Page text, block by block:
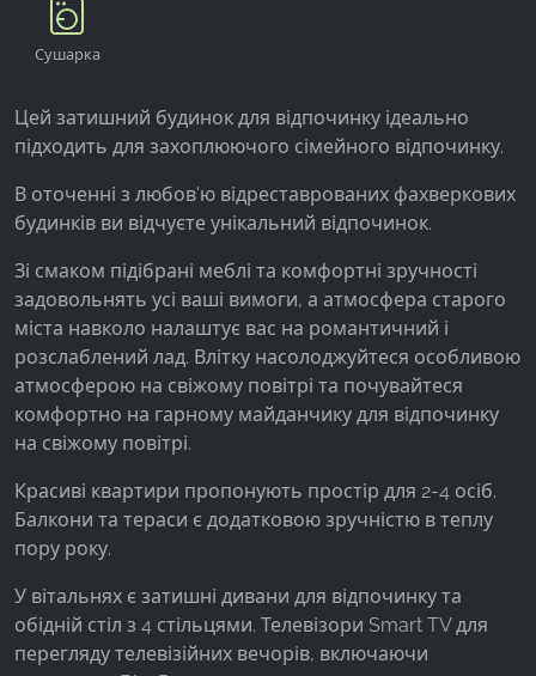
Сушарка
Цей затишний будинок для відпочинку ідеально
підходить для захоплюючого сімейного відпочинку.
В оточенні з любов'ю відреставрованих фахверкових
будинків ви відчуєте унікальний відпочинок.
Зі смаком підібрані меблі та комфортні зручності
задовольнять усі ваші вимоги, а атмосфера старого
міста навколо налаштує вас на романтичний і
розслаблений лад. Влітку насолоджуйтеся особливою
атмосферою на свіжому повітрі та почувайтеся
комфортно на гарному майданчику для відпочинку
на свіжому повітрі.
Красиві квартири пропонують простір для 2-4 осіб.
Балкони та тераси є додатковою зручністю в теплу
пору року.
У вітальнях є затишні дивани для відпочинку та
обідній стіл з 4 стільцями. Телевізори Smart TV для
перегляду телевізійних вечорів, включаючи